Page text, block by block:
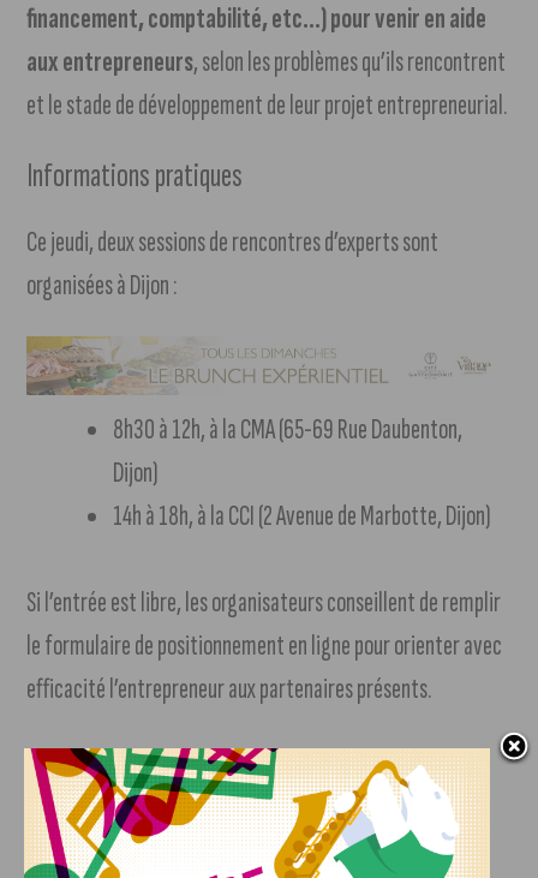
financement, comptabilité, etc…) pour venir en aide
aux entrepreneurs, selon les problèmes qu’ils rencontrent
et le stade de développement de leur projet entrepreneurial.
Informations pratiques
Ce jeudi, deux sessions de rencontres d’experts sont
organisées à Dijon :
8h30 à 12h, à la CMA (65-69 Rue Daubenton,
Dijon)
14h à 18h, à la CCI (2 Avenue de Marbotte, Dijon)
Si l’entrée est libre, les organisateurs conseillent de remplir
le formulaire de positionnement en ligne pour orienter avec
efficacité l’entrepreneur aux partenaires présents.
Pour plus d’informations, rendez-vous sur lesite de
Vita’Créa (suivre notre lien).